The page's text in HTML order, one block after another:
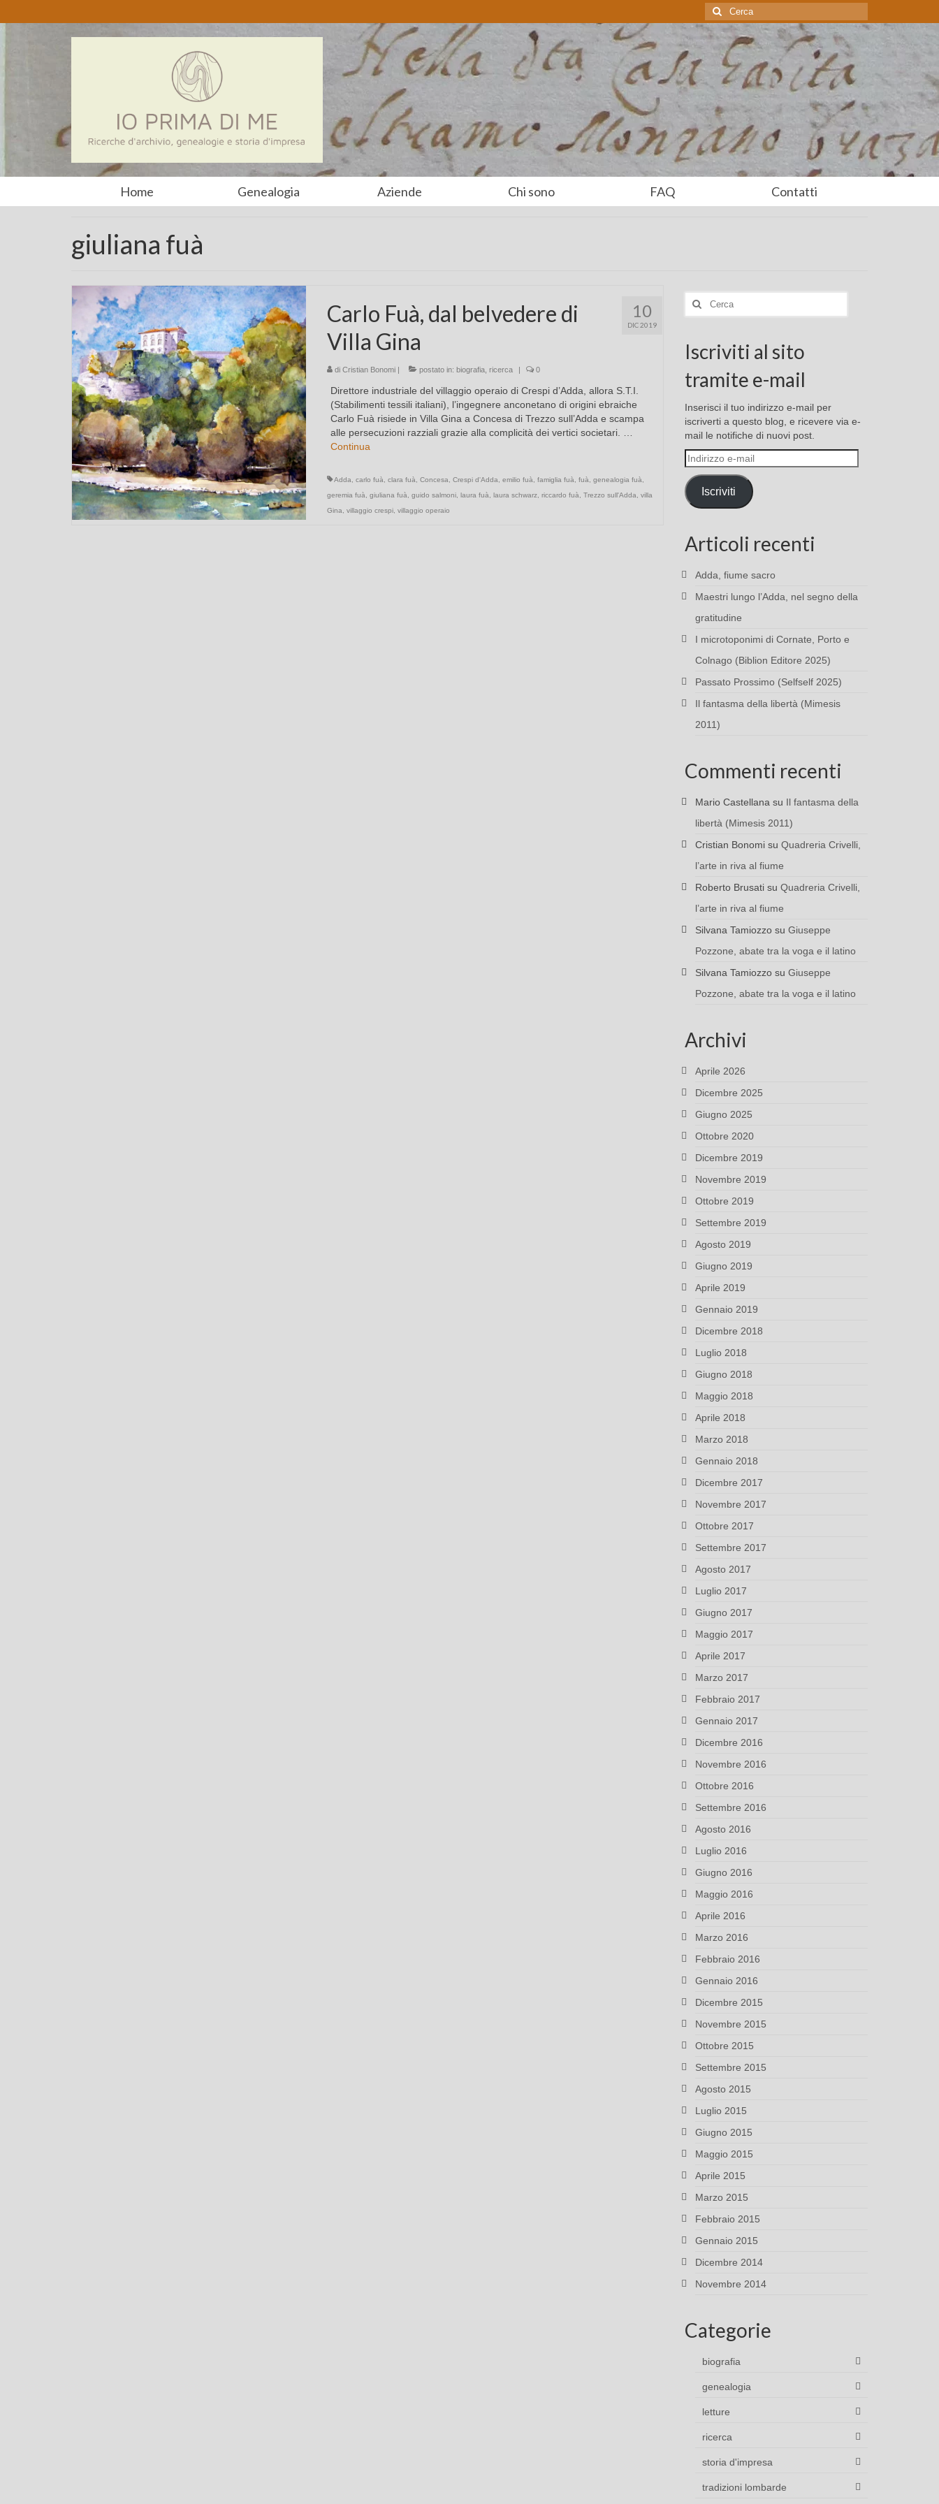
Cerca:
Home Genealogia Aziende Chi sono FAQ Contatti
giuliana fuà
10
DIC 2019
Carlo Fuà, dal belvedere di
Villa Gina
di Cristian Bonomi| postato in: biografia, ricerca | 0
Direttore industriale del villaggio operaio di Crespi d’Adda, allora S.T.I.
(Stabilimenti tessili italiani), l’ingegnere anconetano di origini ebraiche
Carlo Fuà risiede in Villa Gina a Concesa di Trezzo sull’Adda e scampa
alle persecuzioni razziali grazie alla complicità dei vertici societari. …
Continua
Adda carlo fuà clara fuà Concesa Crespi d'Adda emilio fuà famiglia fuà fuà genealogia fuà
geremia fuà
giuliana fuà guido salmoni, laura fuà laura schwarz, riccardo fuà Trezzo sull'Adda
villa
Gina
villaggio crespi, villaggio operaio
Cerca:
Iscriviti al sito
tramite e-mail
Inserisci il tuo indirizzo e-mail per
iscriverti a questo blog, e ricevere via e-
mail le notifiche di nuovi post.
Indirizzo
e-
mail
Iscriviti
Articoli recenti
Adda, fiume sacro
Maestri lungo l’Adda, nel segno della
gratitudine
I microtoponimi di Cornate, Porto e
Colnago (Biblion Editore 2025)
Passato Prossimo (Selfself 2025)
Il fantasma della libertà (Mimesis
2011)
Commenti recenti
Mario Castellana su Il fantasma della
libertà (Mimesis 2011)
Cristian Bonomisu Quadreria Crivelli,
l’arte in riva al fiume
Roberto Brusatisu Quadreria Crivelli,
l’arte in riva al fiume
Silvana Tamiozzosu Giuseppe
Pozzone, abate tra la voga e il latino
Silvana Tamiozzosu Giuseppe
Pozzone, abate tra la voga e il latino
Archivi
Aprile 2026
Dicembre 2025
Giugno 2025
Ottobre 2020
Dicembre 2019
Novembre 2019
Ottobre 2019
Settembre 2019
Agosto 2019
Giugno 2019
Aprile 2019
Gennaio 2019
Dicembre 2018
Luglio 2018
Giugno 2018
Maggio 2018
Aprile 2018
Marzo 2018
Gennaio 2018
Dicembre 2017
Novembre 2017
Ottobre 2017
Settembre 2017
Agosto 2017
Luglio 2017
Giugno 2017
Maggio 2017
Aprile 2017
Marzo 2017
Febbraio 2017
Gennaio 2017
Dicembre 2016
Novembre 2016
Ottobre 2016
Settembre 2016
Agosto 2016
Luglio 2016
Giugno 2016
Maggio 2016
Aprile 2016
Marzo 2016
Febbraio 2016
Gennaio 2016
Dicembre 2015
Novembre 2015
Ottobre 2015
Settembre 2015
Agosto 2015
Luglio 2015
Giugno 2015
Maggio 2015
Aprile 2015
Marzo 2015
Febbraio 2015
Gennaio 2015
Dicembre 2014
Novembre 2014
Categorie
biografia
genealogia
letture
ricerca
storia d'impresa
tradizioni lombarde